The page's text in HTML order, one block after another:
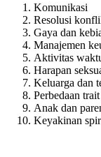
Komunikasi
Resolusi
Gaya dan
Manajemen
Aktivitas
Harapan
Keluarga dan
Perbedaan
Anak dan
Keyakinan